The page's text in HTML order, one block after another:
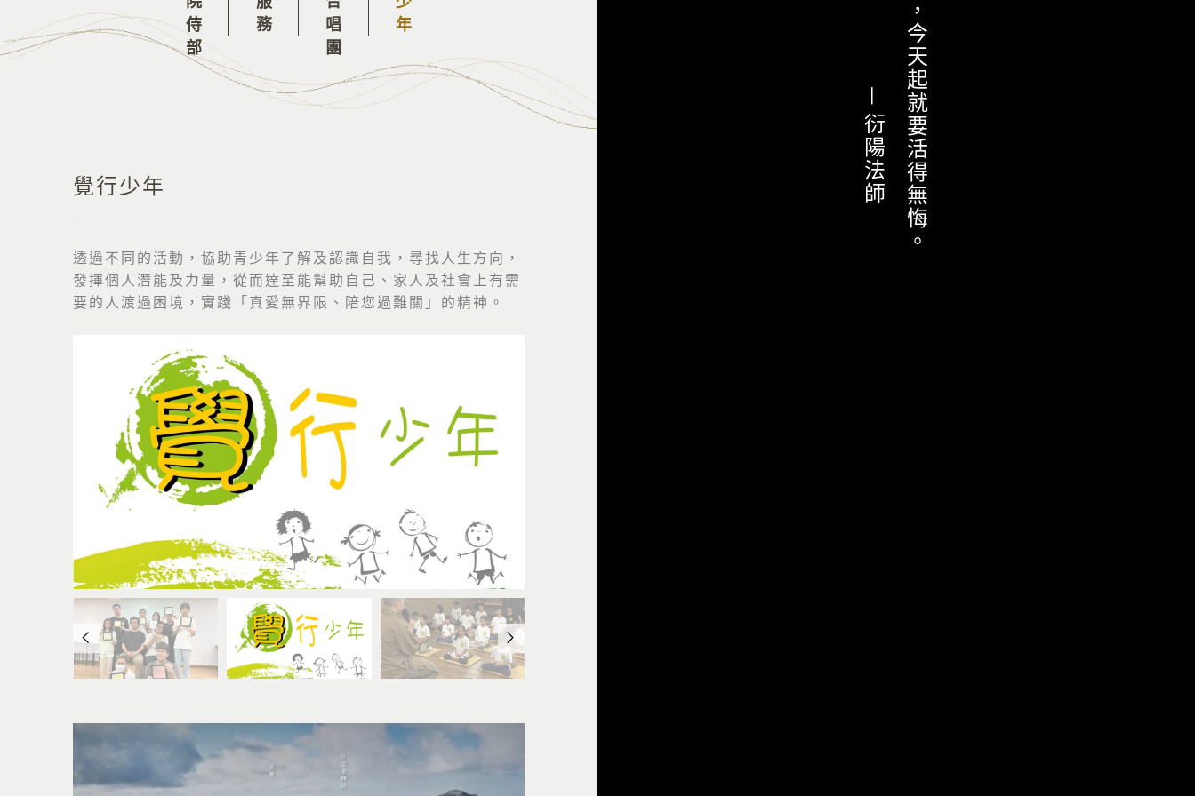
覺行少年
透過不同的活動，協助青少年了解及認識自我，尋找人生方向，
發揮個人潛能及力量，從而達至能幫助自己、家人及社會上有需
要的人渡過困境，實踐「真愛無界限、陪您過難關」的精神。